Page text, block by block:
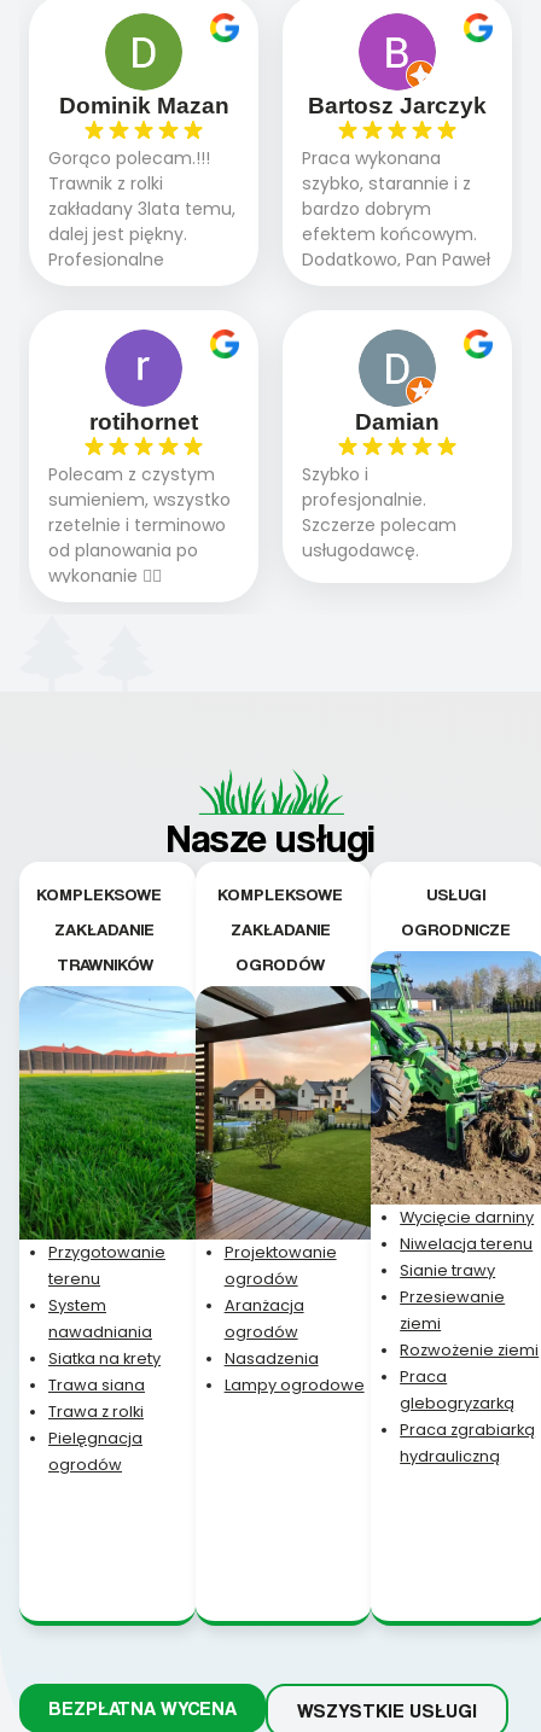
panowie wiedzą co
robią. Wszystko poszło
sprawnie i szybko.
Doradztwo w
pielęgnacji trawnika
teraz i na późniejszym
etapie jest dużym
plusem. Teraz razem
z dzieckiem i małym
pieskiem cieszymy się
pięknym trawnikiem :)
A trawa robi efekt
oczekiwaniami. Prace
przebiegały sprawnie
dzięki temu,że firma
działa kompleksowo :
ogrodnictwo,nawodnienie,
brukarstwo.Efekt
końcowy przerósł
nasze oczekiwania.
Polecamy tę firmę
wszystkim , którzy
marzą o pięknym
Dominik Mazan
Gorąco polecam.!!!
Trawnik z rolki
zakładany 3lata temu,
dalej jest piękny.
Profesjonalne
podejście do pracy,
2 zlecenia na rolkę.
Polecam.
Bartosz Jarczyk
Praca wykonana
szybko, starannie i z
bardzo dobrym
efektem końcowym.
Dodatkowo, Pan Paweł
chętnie udziela porad
rotihornet
Polecam z czystym
sumieniem, wszystko
rzetelnie i terminowo
od planowania po
wykonanie 👍🏻
Damian
Szybko i
profesjonalnie.
Szczerze polecam
usługodawcę.
Nasze usługi
KOMPLEKSOWE
ZAKŁADANIE
TRAWNIKÓW
Przygotowanie
terenu
System
nawadniania
Siatka na krety
Trawa siana
Trawa z rolki
Pielęgnacja
ogrodów
KOMPLEKSOWE
ZAKŁADANIE
OGRODÓW
Projektowanie
ogrodów
Aranżacja
ogrodów
Nasadzenia
Lampy ogrodowe
USŁUGI
OGRODNICZE
Wycięcie darniny
Niwelacja terenu
Sianie trawy
Przesiewanie
ziemi
Rozwożenie ziemi
Praca
glebogryzarką
Praca zgrabiarką
hydrauliczną
BEZPŁATNA WYCENA WSZYSTKIE USŁUGI